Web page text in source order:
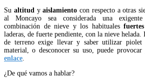
Su altitudyaislamiento con respecto a otras
al Moncayo sea considerada una
combinación de nieve y los habitualesfuertes
laderas, de fuerte pendiente, con la nieve
de terreno exige llevar y saber utilizar piolet
material, o desconocer su uso, puede provocar
enlace.
¿De qué vamos a hablar?